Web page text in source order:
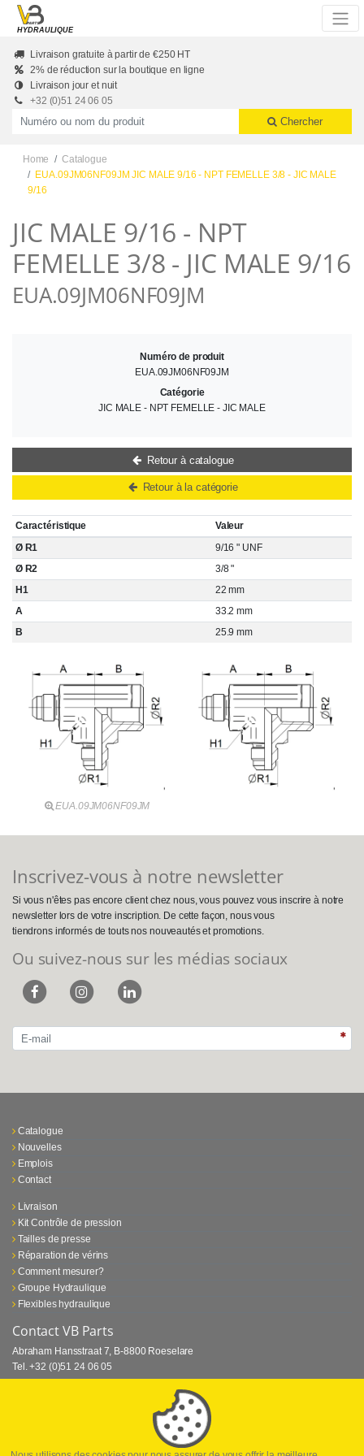
Skip to main content
HYDRAULIQUE
Livraison gratuite à partir de €250 HT
2% de réduction sur la boutique en ligne
Livraison jour et nuit
+32 (0)51 24 06 05
Productnummer of naam
Chercher
Home
Catalogue
EUA.09JM06NF09JM JIC MALE 9/16 - NPT FEMELLE 3/8 - JIC MALE
9/16
JIC MALE 9/16 - NPT
FEMELLE 3/8 - JIC MALE 9/16
EUA.09JM06NF09JM
Caractéristique
Valeur
Ø R1
9/16 " UNF
Ø R2
3/8 "
H1
22 mm
A
33.2 mm
B
25.9 mm
EUA.09JM06NF09JM
Numéro de produit
EUA.09JM06NF09JM
Catégorie
JIC MALE - NPT FEMELLE - JIC MALE
Retour à catalogue
Retour à la catégorie
Inscrivez-vous à notre newsletter
Si vous n'êtes pas encore client chez nous, vous pouvez vous inscrire à notre
newsletter lors de votre inscription. De cette façon, nous vous
tiendrons informés de touts nos nouveautés et promotions.
Ou suivez-nous sur les médias sociaux
Catalogue
Nouvelles
Emplois
Contact
Livraison
Kit Contrôle de pression
Tailles de presse
Réparation de vérins
Comment mesurer?
Groupe Hydraulique
Flexibles hydraulique
Contact VB Parts
Abraham Hansstraat 7, B-8800 Roeselare
Tel. +32 (0)51 24 06 05
⏳ Dernier mois de promotion Webtec!
Promotion Webtec Equipements De Test Portatifs